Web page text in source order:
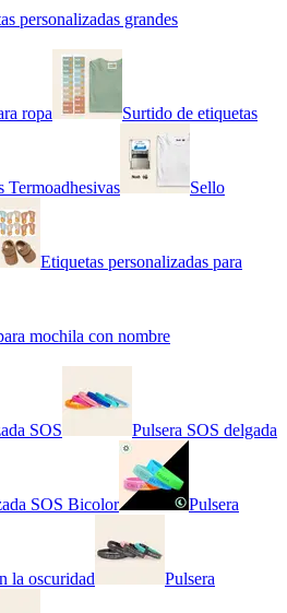
personalizadas grandes
ropa Surtido de etiquetas
Termoadhesivas Sello
Etiquetas personalizadas para
mochila con nombre
SOS Pulsera SOS delgada
SOS Bicolor Pulsera
la oscuridad Pulsera